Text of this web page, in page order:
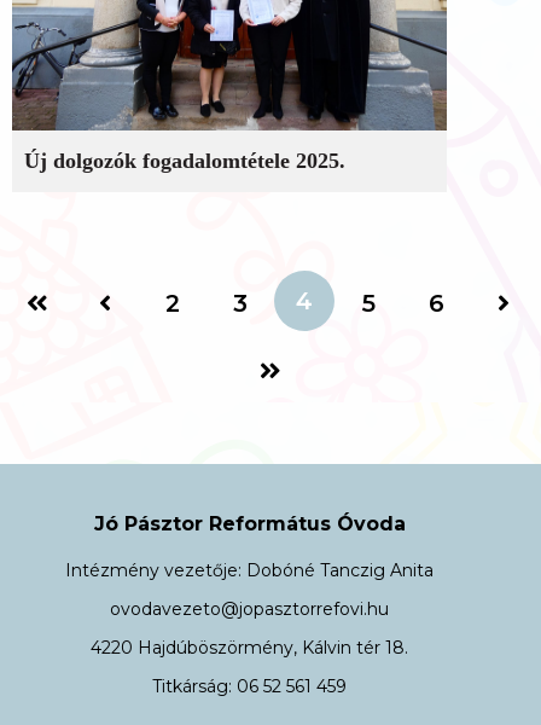
Új dolgozók fogadalomtétele 2025.
2 3 4 5 6
Jó Pásztor Református Óvoda
Intézmény vezetője: Dobóné Tanczig Anita
ovodavezeto@jopasztorrefovi.hu
4220 Hajdúböszörmény, Kálvin tér 18.
Titkárság: 06 52 561 459